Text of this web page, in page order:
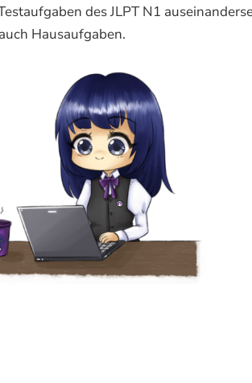
des JLPT N1
Hausaufgaben.